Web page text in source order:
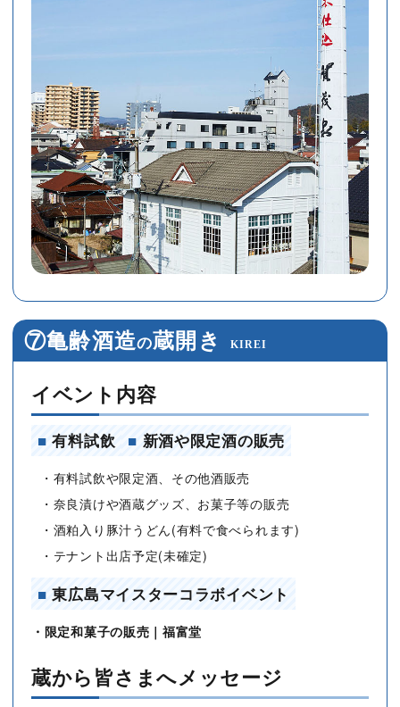
⑦亀齢酒造の蔵開き KIREI
イベント内容
■ 有料試飲 ■ 新酒や限定酒の販売
・有料試飲や限定酒、その他酒販売
・奈良漬けや酒蔵グッズ、お菓子等の販売
・酒粕入り豚汁うどん(有料で食べられます)
・テナント出店予定(未確定)
■ 東広島マイスターコラボイベント
・限定和菓子の販売｜福富堂
蔵から皆さまへメッセージ